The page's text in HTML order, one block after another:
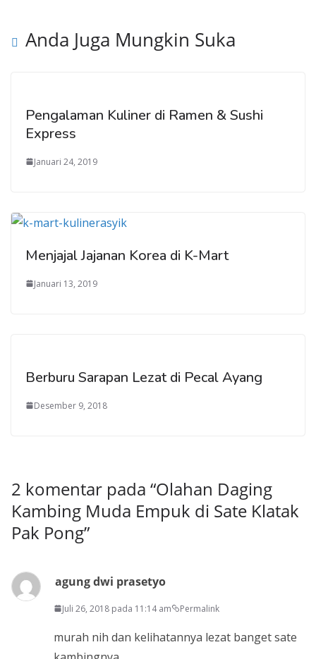
Anda Juga Mungkin Suka
Pengalaman Kuliner di Ramen & Sushi
Express
Januari 24, 2019
Menjajal Jajanan Korea di K-Mart
Januari 13, 2019
Berburu Sarapan Lezat di Pecal Ayang
Desember 9, 2018
2 komentar pada “Olahan Daging
Kambing Muda Empuk di Sate Klatak
Pak Pong”
agung dwi prasetyo
Juli 26, 2018 pada 11:14 am Permalink
murah nih dan kelihatannya lezat banget sate